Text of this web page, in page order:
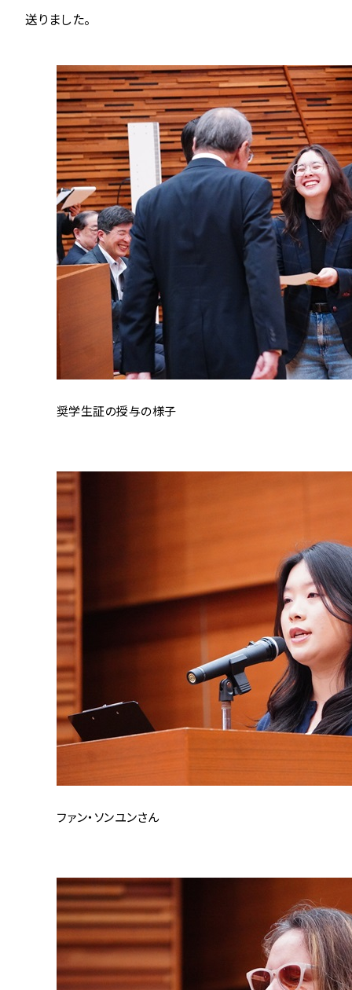
送りました。
奨学生証の授与の様子
ファン・ソンユンさん